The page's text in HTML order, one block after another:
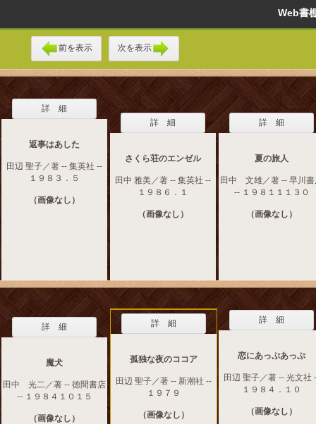
Web
前を表示 次を表示
詳 細
返事はあした
田辺 聖子／著 -- 集英社 --
１９８３．５
（画像なし）
詳 細
さくら荘のエンゼル
田中 雅美／著 -- 集英社 --
１９８６．１
（画像なし）
詳 細
夏の旅人
田中 文雄／著 -- 早川書
-- １９８１１１３０
（画像なし）
詳 細
魔犬
田中 光二／著 -- 徳間書店
-- １９８４１０１５
（画像なし）
詳 細
孤独な夜のココア
田辺 聖子／著 -- 新潮社 --
１９７９
（画像なし）
詳 細
恋にあっぷあっぷ
田辺 聖子／著 -- 光文社
１９８４．１０
（画像なし）